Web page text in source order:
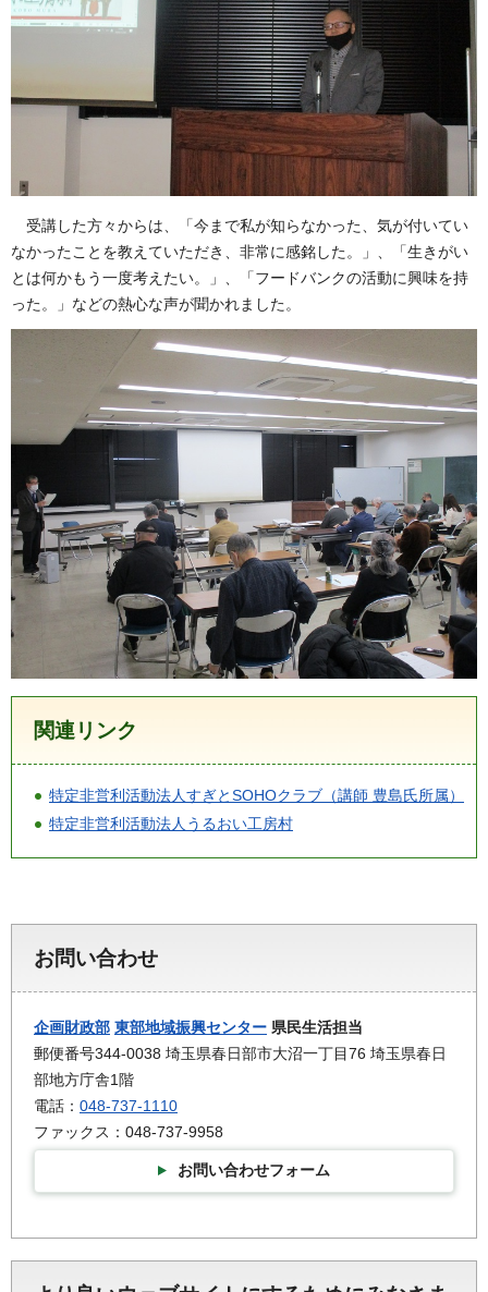
受講した方々からは、「今まで私が知らなかった、気が付いてい
なかったことを教えていただき、非常に感銘した。」、「生きがい
とは何かもう一度考えたい。」、「フードバンクの活動に興味を持
った。」などの熱心な声が聞かれました。
関連リンク
特定非営利活動法人すぎとSOHOクラブ（講師 豊島氏所属）
特定非営利活動法人うるおい工房村
お問い合わせ
企画財政部 東部地域振興センター 県民生活担当
郵便番号344-0038 埼玉県春日部市大沼一丁目76 埼玉県春日
部地方庁舎1階
電話： 048-737-1110
ファックス：048-737-9958
お問い合わせフォーム